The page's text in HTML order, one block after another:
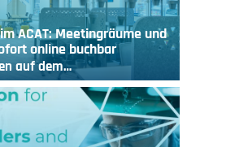
ACAT: Meetingräume und
online buchbar
auf dem…